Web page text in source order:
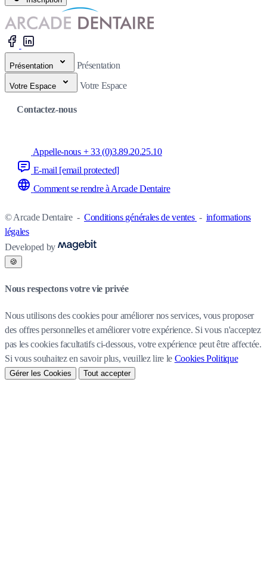
Présentation Présentation
Votre Espace Votre Espace
Contactez-nous
Appelle-nous + 33 (0)3.89.20.25.10
E-mail [email protected]
Comment se rendre à Arcade Dentaire
© Arcade Dentaire - Conditions générales de ventes - informations
légales
Developed by
🍪
Nous respectons votre vie privée
Nous utilisons des cookies pour améliorer nos services, vous proposer
des offres personnelles et améliorer votre expérience. Si vous n'acceptez
pas les cookies facultatifs ci-dessous, votre expérience peut être affectée.
Si vous souhaitez en savoir plus, veuillez lire le Cookies Politique
Gérer les Cookies Tout accepter